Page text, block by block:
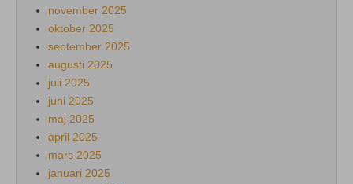
november 2025
oktober 2025
september 2025
augusti 2025
juli 2025
juni 2025
maj 2025
april 2025
mars 2025
januari 2025